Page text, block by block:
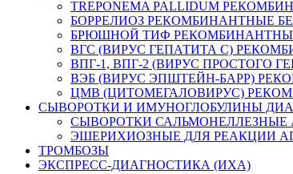
TREPONEMA PALLIDUM
БОРРЕЛИОЗ РЕКОМБИНАНТНЫЕ
БРЮШНОЙ ТИФ
ВГС (ВИРУС ГЕПАТИТА С)
ВПГ-1, ВПГ-2 (ВИРУС ПРОСТОГО
ВЭБ (ВИРУС ЭПШТЕЙН-БАРР)
ЦМВ (ЦИТОМЕГАЛОВИРУС)
СЫВОРОТКИ И ИМУНОГЛОБУЛИНЫ
СЫВОРОТКИ
ЭШЕРИХИОЗНЫЕ ДЛЯ РЕАКЦИИ
ТРОМБОЗЫ
ЭКСПРЕСС-ДИАГНОСТИКА (ИХА)